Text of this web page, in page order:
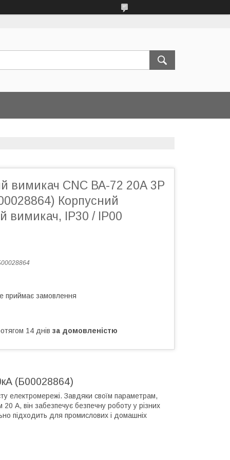
вимикач CNC ВА-72 20А 3Р
Корпусний
вимикач, IP30 / IP00
приймає замовлення
14 днів за домовленістю
(Б00028864)
електромережі. Завдяки своїм параметрам,
А, він забезпечує безпечну роботу у різних
підходить для промислових і домашніх